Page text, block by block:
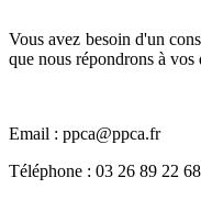
Vous avez besoin d'un
que nous répondrons à vos
Email : ppca@ppca.fr
Téléphone : 03 26 89 22 68